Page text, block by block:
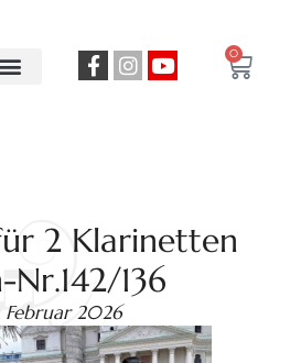
0
2 Klarinetten
Nr.142/136
Februar 2026